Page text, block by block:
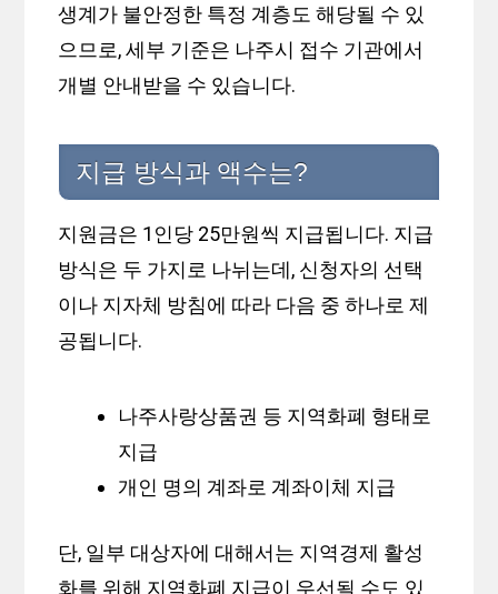
생계가 불안정한 특정 계층도 해당될 수 있
으므로, 세부 기준은 나주시 접수 기관에서
개별 안내받을 수 있습니다.
지급 방식과 액수는?
지원금은 1인당 25만원씩 지급됩니다. 지급
방식은 두 가지로 나뉘는데, 신청자의 선택
이나 지자체 방침에 따라 다음 중 하나로 제
공됩니다.
나주사랑상품권 등 지역화폐 형태로
지급
개인 명의 계좌로 계좌이체 지급
단, 일부 대상자에 대해서는 지역경제 활성
화를 위해 지역화폐 지급이 우선될 수도 있